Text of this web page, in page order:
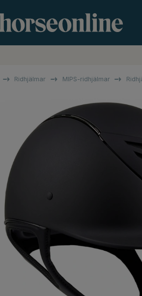
Ridhjälmar MIPS-ridhjälmar